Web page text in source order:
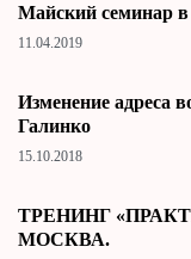
Майский семинар в
11.04.2019
Изменение адреса
Галинко
15.10.2018
ТРЕНИНГ
МОСКВА.